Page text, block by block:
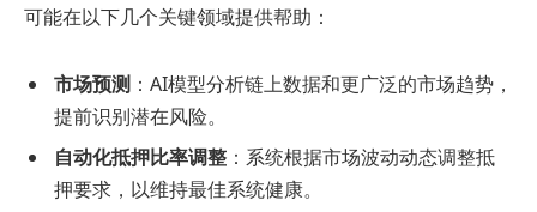
可能在以下几个关键领域提供帮助：
市场预测 ：AI模型分析链上数据和更广泛的市场趋势，
提前识别潜在风险。
自动化抵押比率调整 ：系统根据市场波动动态调整抵
押要求，以维持最佳系统健康。